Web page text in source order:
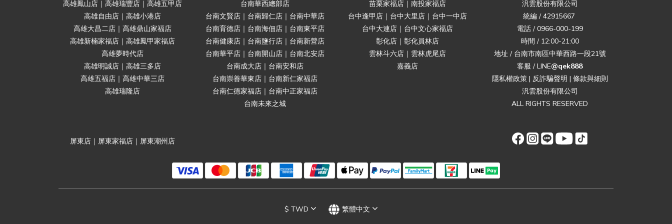
高雄鳳山店｜高雄瑞豐店｜高雄五甲店
高雄自由店｜高雄小港店
高雄大昌二店｜高雄鼎山家福店
高雄新楠家福店｜高雄鳳甲家福店
高雄夢時代店
高雄明誠店｜高雄三多店
高雄五福店｜高雄中華三店
高雄瑞隆店
屏東店｜屏東家福店｜屏東潮州店
台南華西總部店
台南文賢店｜台南歸仁店｜台南中華店
台南育德店｜台南海佃店｜台南東平店
台南健康店｜台南鹽行店｜台南新營店
台南華平店｜台南開山店｜台南北安店
台南成大店｜台南安和店
台南崇善華東店｜台南新仁家福店
台南仁德家福店｜台南中正家福店
台南未來之城
苗栗家福店｜南投家福店
台中逢甲店｜台中大里店｜台中一中店
台中大連店｜台中文心家福店
彰化店｜彰化員林店
雲林斗六店｜雲林虎尾店
嘉義店
汎雲股份有限公司
統編 / 42915667
電話 / 0966-000-199
時間 / 12:00-21:00
地址 / 台南市南區中華西路一段21號
客服 / LINE@qek888
隱私權政策| 反詐騙聲明 | 條款與細則
汎雲股份有限公司
ALL RIGHTS RESERVED
$ TWD 繁體中文